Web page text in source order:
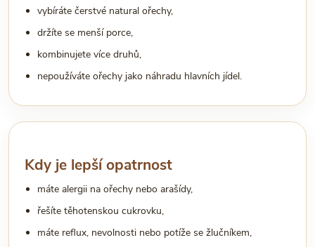
vybíráte čerstvé natural ořechy,
držíte se menší porce,
kombinujete více druhů,
nepoužíváte ořechy jako náhradu hlavních jídel.
Kdy je lepší opatrnost
máte alergii na ořechy nebo arašídy,
řešíte těhotenskou cukrovku,
máte reflux, nevolnosti nebo potíže se žlučníkem,